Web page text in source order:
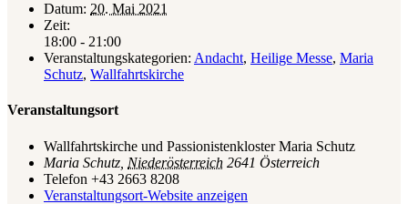
Datum: 20. Mai 2021
Zeit:
18:00 - 21:00
Veranstaltungskategorien: Andacht, Heilige Messe, Maria
Schutz, Wallfahrtskirche
Veranstaltungsort
Wallfahrtskirche und Passionistenkloster Maria Schutz
Maria Schutz Niederösterreich 2641 Österreich
Telefon +43 2663 8208
Veranstaltungsort-Website anzeigen